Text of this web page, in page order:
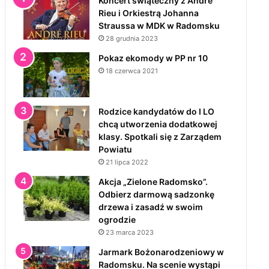
Rieu i Orkiestrą Johanna
Straussa w MDK w Radomsku
28 grudnia 2023
Pokaz ekomody w PP nr 10
18 czerwca 2021
Rodzice kandydatów do I LO
chcą utworzenia dodatkowej
klasy. Spotkali się z Zarządem
Powiatu
21 lipca 2022
Akcja „Zielone Radomsko”.
Odbierz darmową sadzonkę
drzewa i zasadź w swoim
ogrodzie
23 marca 2023
Jarmark Bożonarodzeniowy w
Radomsku. Na scenie wystąpi